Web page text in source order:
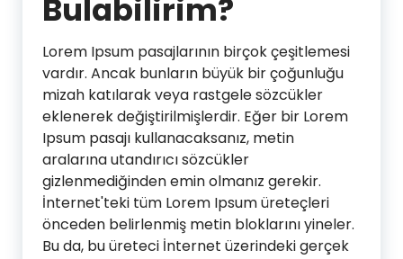
Bulabilirim?
Lorem Ipsum pasajlarının birçok çeşitlemesi
vardır. Ancak bunların büyük bir çoğunluğu
mizah katılarak veya rastgele sözcükler
eklenerek değiştirilmişlerdir. Eğer bir Lorem
Ipsum pasajı kullanacaksanız, metin
aralarına utandırıcı sözcükler
gizlenmediğinden emin olmanız gerekir.
İnternet'teki tüm Lorem Ipsum üreteçleri
önceden belirlenmiş metin bloklarını yineler.
Bu da, bu üreteci İnternet üzerindeki gerçek